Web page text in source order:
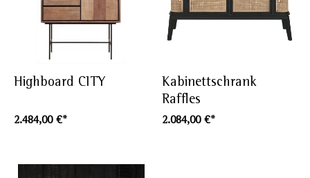
Highboard CITY
2.484,00 €*
Kabinettschrank
Raffles
2.084,00 €*